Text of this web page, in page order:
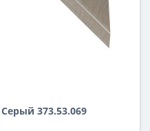
373.53.069